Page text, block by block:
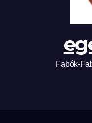
Fabók-